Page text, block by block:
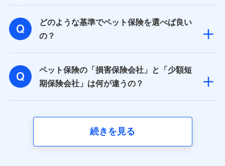
基本情報
氏名、電話番号、メールアドレス、お客さまの識別子、属
性、連絡先、dポイントサービスのご利用に関する情報。例
として、dポイントカード番号、性別、年齢、家族構成、住
利用情報
当社又は株式会社NTTドコモが提供する各種サービスなどの
ご契約・ご利用などに関する情報。例として、当社又は株式
会社NTTドコモが提供する各種サービスのご契約状態・ご利
ーション利用時の行動に関する情報、購入されたサービスや
商品の名称・購入場所・決済に関する情報、アンケートの回
答に関する情報などが含まれます。
保険関連サービス情報
どのような基準でペット保険を選べば良い
の？
ペット保険の「損害保険会社」と「少額短
期保険会社」は何が違うの？
続きを見る